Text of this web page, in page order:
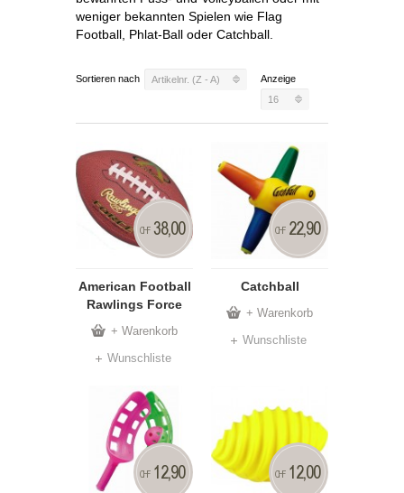
weniger bekannten Spielen wie Flag
Football, Phlat-Ball oder Catchball.
Sortieren nach Artikelnr. (Z - A)
Anzeige
16
American Football
Rawlings Force
CHF 38,00
+ Warenkorb
Wunschliste
Catchball
CHF 22,90
+ Warenkorb
Wunschliste
CHF 12,90 CHF 12,00